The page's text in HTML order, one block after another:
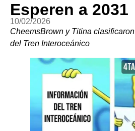
Esperen a 2031
10/02/2026
CheemsBrown y Titina
del Tren Interoceánico